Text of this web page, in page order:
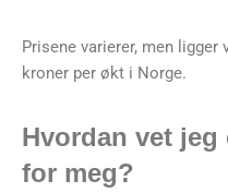
Prisene varierer, men
kroner per økt i Norge.
Hvordan vet jeg
for meg?